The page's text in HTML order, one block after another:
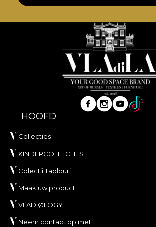
HOOFD
Collecties
KINDERCOLLECTIES
Colectii Tablouri
Maak uw product
VLADIØLOGY
Neem contact op met